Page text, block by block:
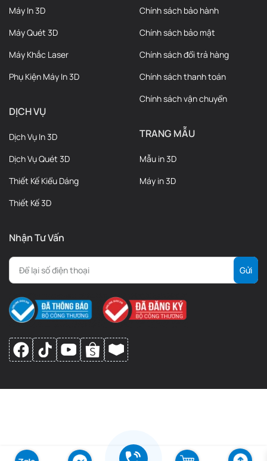
Máy In 3D
Máy Quét 3D
Máy Khắc Laser
Phụ Kiện Máy In 3D
DỊCH VỤ
Dịch Vụ In 3D
Dịch Vụ Quét 3D
Thiết Kế Kiểu Dáng
Thiết Kế 3D
Chính sách bảo hành
Chính sách bảo mật
Chính sách đổi trả hàng
Chính sách thanh toán
Chính sách vận chuyển
TRANG MẪU
Mẫu in 3D
Máy in 3D
Nhận Tư Vấn